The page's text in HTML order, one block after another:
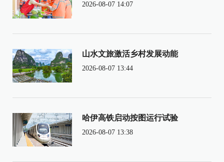
2026-08-07 14:07
山水文旅激活乡村发展动能
2026-08-07 13:44
哈伊高铁启动按图运行试验
2026-08-07 13:38